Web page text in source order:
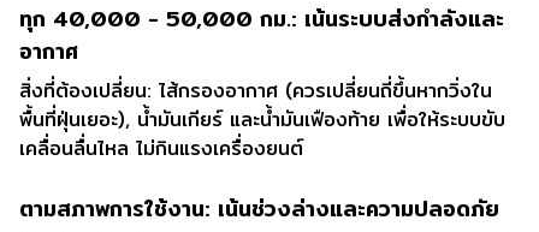
ทุก 40,000 - 50,000 กม.: เน้นระบบส่งกำลังและ
อากาศ
สิ่งที่ต้องเปลี่ยน: ไส้กรองอากาศ (ควรเปลี่ยนถี่ขึ้นหากวิ่งใน
พื้นที่ฝุ่นเยอะ), น้ำมันเกียร์ และน้ำมันเฟืองท้าย เพื่อให้ระบบขับ
เคลื่อนลื่นไหล ไม่กินแรงเครื่องยนต์
ตามสภาพการใช้งาน: เน้นช่วงล่างและความปลอดภัย